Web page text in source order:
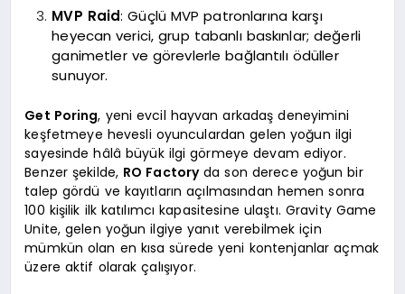
MVP Raid: Güçlü MVP patronlarına karşı
heyecan verici, grup tabanlı baskınlar; değerli
ganimetler ve görevlerle bağlantılı ödüller
sunuyor.
Get Poring, yeni evcil hayvan arkadaş deneyimini
keşfetmeye hevesli oyunculardan gelen yoğun ilgi
sayesinde hâlâ büyük ilgi görmeye devam ediyor.
Benzer şekilde, RO Factoryda son derece yoğun bir
talep gördü ve kayıtların açılmasından hemen sonra
100 kişilik ilk katılımcı kapasitesine ulaştı. Gravity Game
Unite, gelen yoğun ilgiye yanıt verebilmek için
mümkün olan en kısa sürede yeni kontenjanlar açmak
üzere aktif olarak çalışıyor.